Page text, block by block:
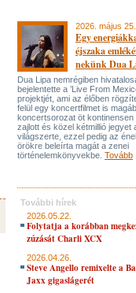
2026. május 25.
Egy
éjszaka
nekünk Dua
Dua Lipa nemrégiben
bejelentette a ’Live From
projektjét, ami az élőben
felül egy koncertfilmet is
koncertsorozat öt kontinensen
zajlott és közel kétmillió jegyet
világszerte, ezzel pedig az
örökre beleírta magát a zenei
történelemkönyvekbe. Tovább
További hírek
2026.05.22.
Folytatja a korábban
zúzását Charli XCX
2026.04.26.
Steve Angello remixelte a
Jaxx gigaslágerét